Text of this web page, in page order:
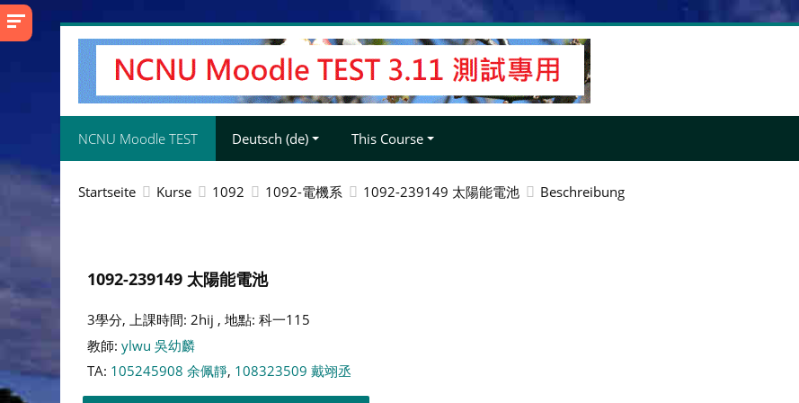
Zum
NCNU Moodle TEST Deutsch ‎(de)‎ This Course
Startseite Kurse 1092 1092-電機系 1092-239149 太陽能電池 Beschreibung
1092-239149 太陽能電池
3學分, 上課時間: 2hij , 地點: 科一115
教師:ylwu 吳幼麟
TA: 105245908 余佩靜, 108323509 戴翊丞